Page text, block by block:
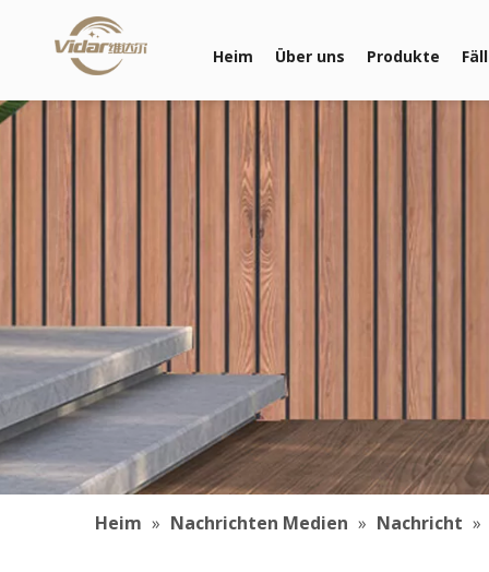
Heim Über uns Produkte
Heim » Nachrichten Medien » Nachricht »